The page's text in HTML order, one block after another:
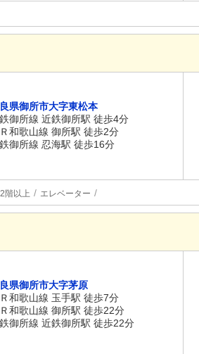
県御所市大字東松本
御所線 近鉄御所駅 徒歩4分
Ｒ和歌山線 御所駅 徒歩2分
御所線 忍海駅 徒歩16分
2階以上 エレベーター
県御所市大字茅原
Ｒ和歌山線 玉手駅 徒歩7分
Ｒ和歌山線 御所駅 徒歩22分
御所線 近鉄御所駅 徒歩22分